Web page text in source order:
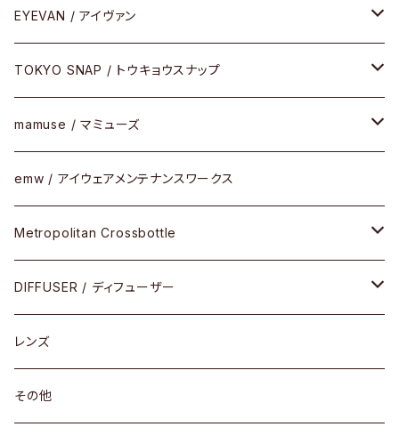
Latch(ラッチ)
修理
小物
その他
サングラス
その他
セルフレーム
メタルフレーム
コンビフレーム
EYEVAN / アイヴァン
メガネ
サングラス
その他
TOKYO SNAP / トウキョウスナップ
セルフレーム
メタルフレーム
コンビネーション
mamuse / マミューズ
セル
メタル
コンビ
emw / アイウェアメンテナンスワークス
Metropolitan Crossbottle
30cm×30cm
18cm×13cm
DIFFUSER / ディフューザー
グラスコード
メガネケース
レンズ
その他